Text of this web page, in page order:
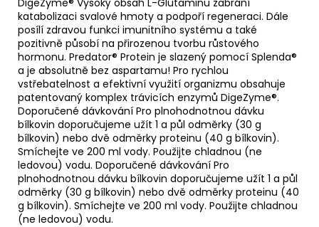
katabolizaci svalové hmoty a podpoří regeneraci. Dále
posílí zdravou funkci imunitního systému a také
pozitivně působí na přirozenou tvorbu růstového
hormonu. Predator® Protein je slazený pomocí Splenda®
a je absolutně bez aspartamu! Pro rychlou
vstřebatelnost a efektivní využití organizmu obsahuje
patentovaný komplex trávicích enzymů DigeZyme®.
Doporučené dávkování Pro plnohodnotnou dávku
bílkovin doporučujeme užít 1 a půl odměrky (30 g
bílkovin) nebo dvě odměrky proteinu (40 g bílkovin).
Smíchejte ve 200 ml vody. Použijte chladnou (ne
ledovou) vodu. Doporučené dávkování Pro
plnohodnotnou dávku bílkovin doporučujeme užít 1 a půl
odměrky (30 g bílkovin) nebo dvě odměrky proteinu (40
g bílkovin). Smíchejte ve 200 ml vody. Použijte chladnou
(ne ledovou) vodu.